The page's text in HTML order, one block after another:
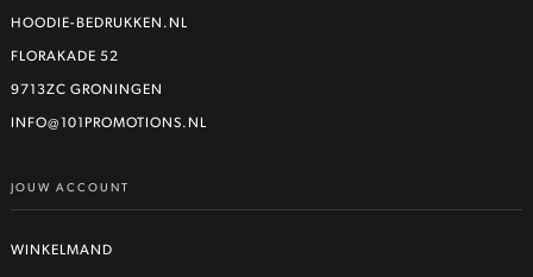
HOODIE-BEDRUKKEN.NL
FLORAKADE 52
9713ZC GRONINGEN
INFO@101PROMOTIONS.NL
JOUW ACCOUNT
WINKELMAND